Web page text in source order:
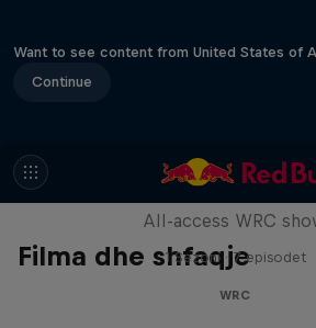
Want to see content from United States of
Continue
Filma dhe shfaqje
More Than
All-access WRC
1 Sezoni · 7 episodet
WRC